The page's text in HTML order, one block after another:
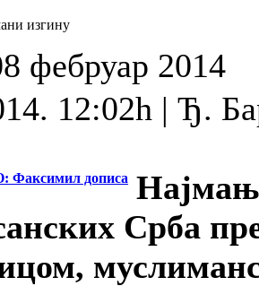
изгину
фебруар 2014
12:02h | Ђ.
Срба